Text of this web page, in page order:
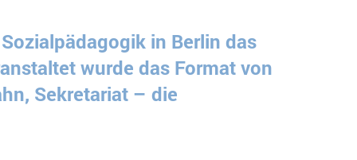
in Berlin das
wurde das Format von
Sekretariat – die